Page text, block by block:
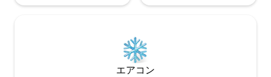
エアコン